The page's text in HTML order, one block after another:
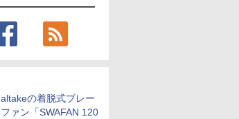
の着脱式ブレー
ファン「SWAFAN 120